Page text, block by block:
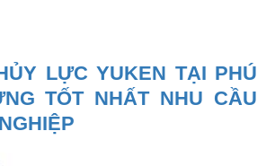
LỰC YUKEN TẠI PHÚ
TỐT NHẤT NHU CẦU